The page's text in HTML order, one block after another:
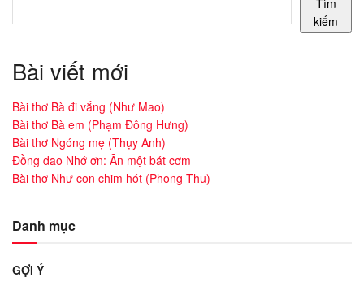
Tìm
kiếm
Bài viết mới
Bài thơ Bà đi vắng (Như Mao)
Bài thơ Bà em (Phạm Đông Hưng)
Bài thơ Ngóng mẹ (Thụy Anh)
Đồng dao Nhớ ơn: Ăn một bát cơm
Bài thơ Như con chim hót (Phong Thu)
Danh mục
GỢI Ý